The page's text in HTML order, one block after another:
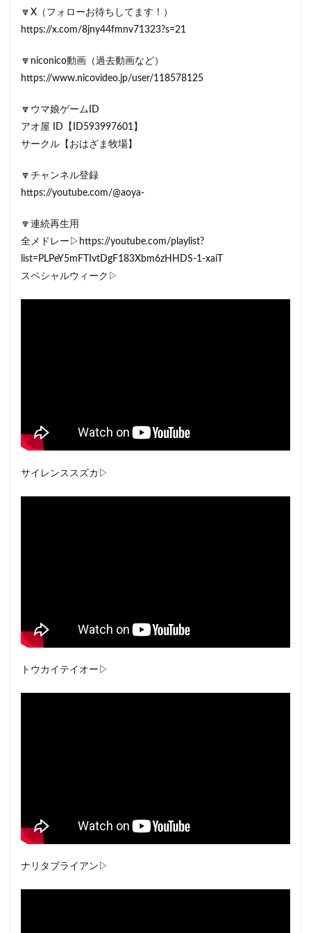
🔽X（フォローお待ちしてます！）
https://x.com/8jny44fmnv71323?s=21
🔽niconico動画（過去動画など）
https://www.nicovideo.jp/user/118578125
🔽ウマ娘ゲームID
アオ屋 ID【ID593997601】
サークル【おはざま牧場】
🔽チャンネル登録
https://youtube.com/@aoya-
🔽連続再生用
全メドレー▷https://youtube.com/playlist?
list=PLPeY5mFTIvtDgF183Xbm6zHHDS-1-xaiT
スペシャルウィーク▷
サイレンススズカ▷
トウカイテイオー▷
ナリタブライアン▷